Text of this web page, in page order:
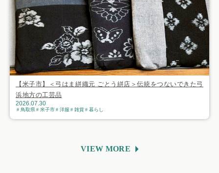
【米子市】＜弓はま絣織元 ごとう絣店＞伝統をつないできた弓
浜地方の工芸品
2026.07.30
鳥取県 米子市 洋服 雑貨 暮らし
VIEW MORE